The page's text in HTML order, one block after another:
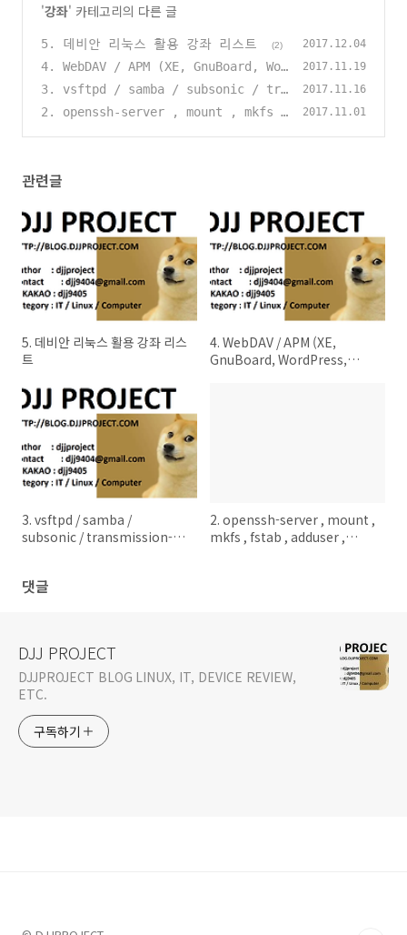
'강좌' 카테고리의 다른 글
5. 데비안 리눅스 활용 강좌 리스트 (2) 2017.12.04
4. WebDAV / APM (XE, GnuBoard, Wor
dPress, NextCloud) / btsync
(0)
2017.11.19
3. vsftpd / samba / subsonic / tra
nsmission-daemon
2017.11.16
2. openssh-server , mount , mkfs ,
2017.11.01
관련글
5. 데비안 리눅스 활용 강좌 리스
트
4. WebDAV / APM (XE,
GnuBoard, WordPress,
3. vsftpd / samba /
subsonic / transmission-
2. openssh-server , mount ,
mkfs , fstab , adduser ,
댓글
DJJ PROJECT
DJJPROJECT BLOG LINUX, IT, DEVICE REVIEW,
ETC.
구독하기